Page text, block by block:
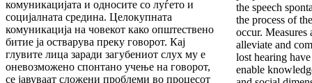
the speech
the process of
occur.
alleviate and
lost hearing
enable
комуникацијата и односите со луѓето и
социјалната средина. Целокупната
комуникација на човекот како општествено
битие ја остварува преку говорот. Кај
глувите лица заради загубениот слух му е
оневозможено спонтано учење на говорот,
се јавуваат сложени проблеми во процесот